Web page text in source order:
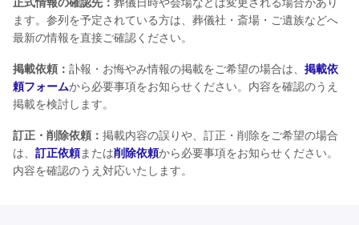
正式情報の確認先： 葬儀日時や会場などは変更される場合があり
ます。参列を予定されている方は、葬儀社・斎場・ご遺族などへ
最新の情報を直接ご確認ください。
掲載依頼： 訃報・お悔やみ情報の掲載をご希望の場合は、 掲載依
頼フォームから必要事項をお知らせください。内容を確認のうえ
掲載を検討します。
訂正・削除依頼： 掲載内容の誤りや、訂正・削除をご希望の場合
は、 訂正依頼または削除依頼から必要事項をお知らせください。
内容を確認のうえ対応いたします。